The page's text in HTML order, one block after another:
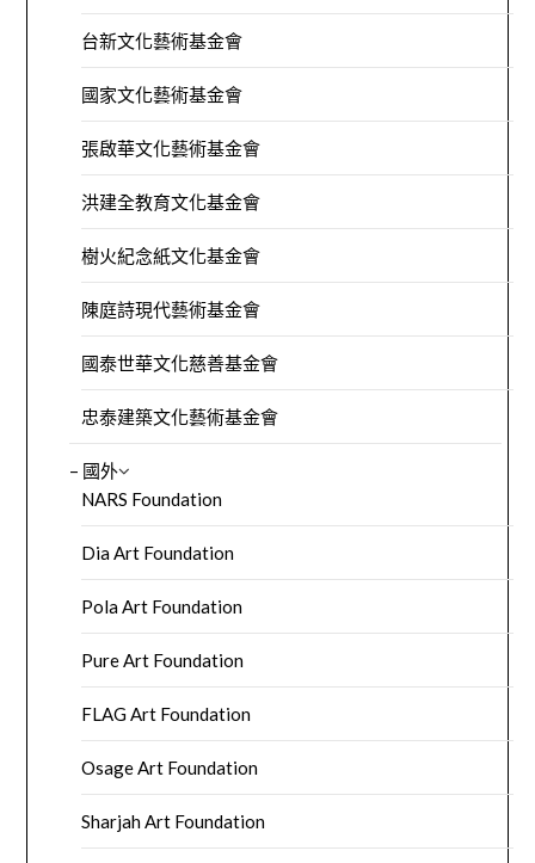
台新文化藝術基金會
國家文化藝術基金會
張啟華文化藝術基金會
洪建全教育文化基金會
樹火紀念紙文化基金會
陳庭詩現代藝術基金會
國泰世華文化慈善基金會
忠泰建築文化藝術基金會
– 國外
NARS Foundation
Dia Art Foundation
Pola Art Foundation
Pure Art Foundation
FLAG Art Foundation
Osage Art Foundation
Sharjah Art Foundation